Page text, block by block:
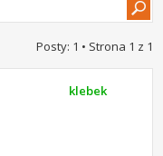
Posty: 1 • Strona 1 z 1
klebek